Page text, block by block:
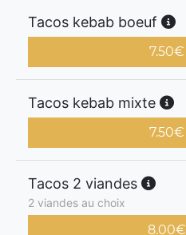
Tacos kebab boeuf
7.50€
Tacos kebab mixte
7.50€
Tacos 2 viandes
2 viandes au choix
8.00€